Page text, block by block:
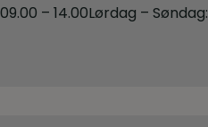
09.00 – 14.00Lørdag – Søndag: